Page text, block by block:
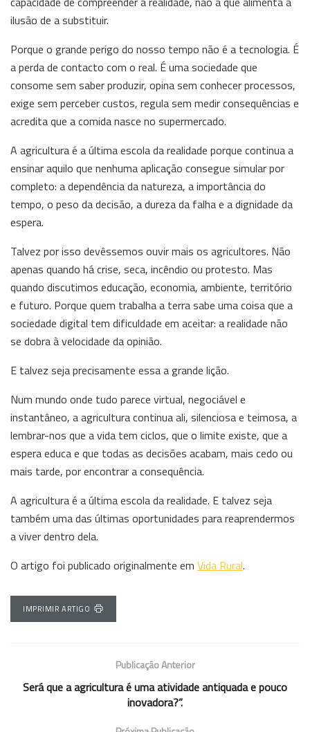
ilusão de a substituir.
Porque o grande perigo do nosso tempo não é a tecnologia. É
a perda de contacto com o real. É uma sociedade que
consome sem saber produzir, opina sem conhecer processos,
exige sem perceber custos, regula sem medir consequências e
acredita que a comida nasce no supermercado.
A agricultura é a última escola da realidade porque continua a
ensinar aquilo que nenhuma aplicação consegue simular por
completo: a dependência da natureza, a importância do
tempo, o peso da decisão, a dureza da falha e a dignidade da
espera.
Talvez por isso devêssemos ouvir mais os agricultores. Não
apenas quando há crise, seca, incêndio ou protesto. Mas
quando discutimos educação, economia, ambiente, território
e futuro. Porque quem trabalha a terra sabe uma coisa que a
sociedade digital tem dificuldade em aceitar: a realidade não
se dobra à velocidade da opinião.
E talvez seja precisamente essa a grande lição.
Num mundo onde tudo parece virtual, negociável e
instantâneo, a agricultura continua ali, silenciosa e teimosa, a
lembrar-nos que a vida tem ciclos, que o limite existe, que a
espera educa e que todas as decisões acabam, mais cedo ou
mais tarde, por encontrar a consequência.
A agricultura é a última escola da realidade. E talvez seja
também uma das últimas oportunidades para reaprendermos
a viver dentro dela.
O artigo foi publicado originalmente em Vida Rural.
IMPRIMIR ARTIGO
Publicação Anterior
Será que a agricultura é uma atividade antiquada e pouco
inovadora?”.